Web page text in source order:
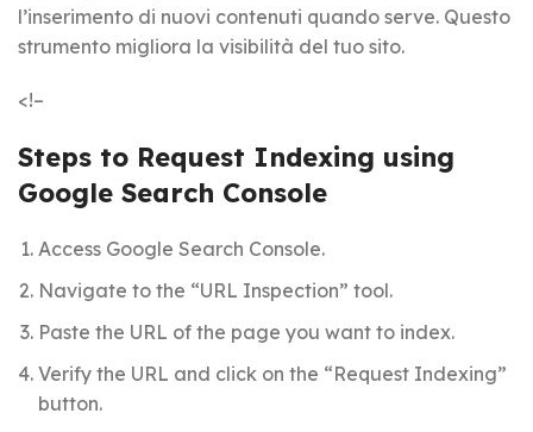
l’inserimento di nuovi contenuti quando serve. Questo
strumento migliora la visibilità del tuo sito.
<!–
Steps to Request Indexing using
Google Search Console
Access Google Search Console.
Navigate to the “URL Inspection” tool.
Paste the URL of the page you want to index.
Verify the URL and click on the “Request Indexing”
button.